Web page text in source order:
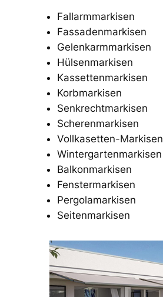
Fallarmmarkisen
Fassadenmarkisen
Gelenkarmmarkisen
Hülsenmarkisen
Kassettenmarkisen
Korbmarkisen
Senkrechtmarkisen
Scherenmarkisen
Vollkasetten-Markisen
Wintergartenmarkisen
Balkonmarkisen
Fenstermarkisen
Pergolamarkisen
Seitenmarkisen